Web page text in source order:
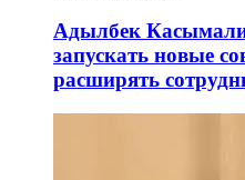
Адылбек
запускать новые
расширять